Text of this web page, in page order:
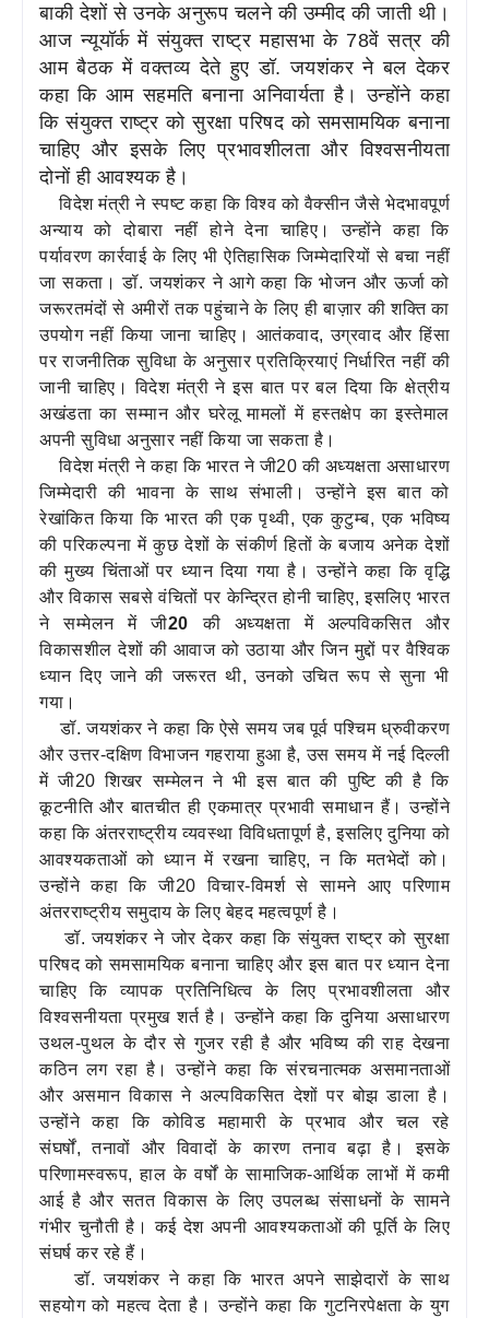
बाकी देशों से उनके अनुरूप चलने की उम्मीद की जाती थी।
आज न्यूयॉर्क में संयुक्त राष्ट्र महासभा के 78वें सत्र की
आम बैठक में वक्तव्य देते हुए डॉ. जयशंकर ने बल देकर
कहा कि आम सहमति बनाना अनिवार्यता है। उन्होंने कहा
कि संयुक्त राष्ट्र को सुरक्षा परिषद को समसामयिक बनाना
चाहिए और इसके लिए प्रभावशीलता और विश्वसनीयता
दोनों ही आवश्‍यक है।
विदेश मंत्री ने स्‍पष्‍ट कहा कि विश्‍व को वैक्सीन जैसे भेदभावपूर्ण
अन्याय को दोबारा नहीं होने देना चाहिए। उन्होंने कहा कि
पर्यावरण कार्रवाई के लिए भी ऐतिहासिक जिम्मेदारियों से बचा नहीं
जा सकता। डॉ. जयशंकर ने आगे कहा कि भोजन और ऊर्जा को
जरूरतमंदों से अमीरों तक पहुंचाने के लिए ही बाज़ार की शक्ति का
उपयोग नहीं किया जाना चाहिए। आतंकवाद, उग्रवाद और हिंसा
पर राजनीतिक सुविधा के अनुसार प्रतिक्रियाएं निर्धारित नहीं की
जानी चाहिए। विदेश मंत्री ने इस बात पर बल दिया कि क्षेत्रीय
अखंडता का सम्मान और घरेलू मामलों में हस्तक्षेप का इस्तेमाल
अपनी सुविधा अनुसार नहीं किया जा सकता है।
विदेश मंत्री ने कहा कि भारत ने जी20 की अध्यक्षता असाधारण
जिम्मेदारी की भावना के साथ संभाली। उन्होंने इस बात को
रेखांकित किया कि भारत की एक पृथ्‍वी, एक कुटुम्‍ब, एक भविष्‍य
की परिकल्‍पना में कुछ देशों के संकीर्ण हितों के बजाय अनेक देशों
की मुख्‍य चिंताओं पर ध्‍यान दिया गया है। उन्‍होंने कहा कि वृद्धि
और विकास सबसे वंचितों पर केन्द्रित होनी चाहिए, इसलिए भारत
ने सम्‍मेलन में जी20
की अध्‍यक्षता में अल्‍पविकसित और
विकासशील देशों की आवाज को उठाया और जिन मुद्दों पर वैश्विक
ध्‍यान दिए जाने की जरूरत थी, उनको उचित रूप से सुना भी
गया।
डॉ. जयशंकर ने कहा कि ऐसे समय जब पूर्व पश्चिम ध्रुवीकरण
और उत्तर-दक्षिण विभाजन गहराया हुआ है, उस समय में नई दिल्ली
में जी20 शिखर सम्मेलन ने भी इस बात की पुष्टि की है कि
कूटनीति और बातचीत ही एकमात्र प्रभावी समाधान हैं। उन्होंने
कहा कि अंतरराष्ट्रीय व्यवस्था विविधतापूर्ण है, इसलिए दुनिया को
आवश्‍यकताओं को ध्‍यान में रखना चाहिए, न कि मतभेदों को।
उन्होंने कहा कि जी20 विचार-विमर्श से सामने आए परिणाम
अंतरराष्ट्रीय समुदाय के लिए बेहद महत्‍वपूर्ण है।
डॉ. जयशंकर ने जोर देकर कहा कि संयुक्त राष्ट्र को सुरक्षा
परिषद को समसामयिक बनाना चाहिए और इस बात पर ध्‍यान देना
चाहिए कि व्यापक प्रतिनिधित्व के लिए प्रभावशीलता और
विश्वसनीयता प्रमुख शर्त है। उन्होंने कहा कि दुनिया असाधारण
उथल-पुथल के दौर से गुजर रही है और भविष्य की राह देखना
कठिन लग रहा है। उन्होंने कहा कि संरचनात्मक असमानताओं
और असमान विकास ने अल्‍पविकसित देशों पर बोझ डाला है।
उन्होंने कहा कि कोविड महामारी के प्रभाव और चल रहे
संघर्षों, तनावों और विवादों के कारण तनाव बढ़ा है। इसके
परिणामस्वरूप, हाल के वर्षों के सामाजिक-आर्थिक लाभों में कमी
आई है और सतत विकास के लिए उपलब्‍ध संसाधनों के सामने
गंभीर चुनौती है। कई देश अपनी आवश्‍यकताओं की पूर्ति के लिए
संघर्ष कर रहे हैं।
डॉ. जयशंकर ने कहा कि भारत अपने साझेदारों के साथ
सहयोग को महत्‍व देता है। उन्होंने कहा कि गुटनिरपेक्षता के युग